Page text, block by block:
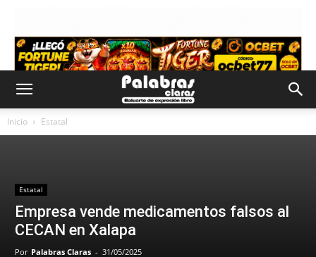
Inicio Estatal
Estatal
Empresa vende medicamentos falsos al
CECAN en Xalapa
Por Palabras Claras - 31/05/2025